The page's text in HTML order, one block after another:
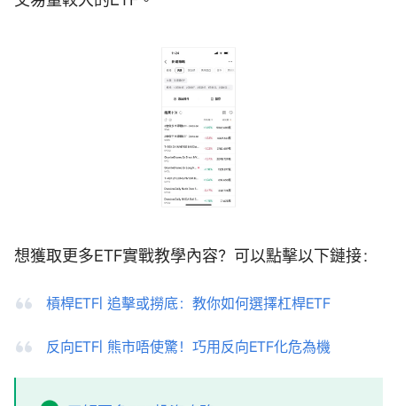
想獲取更多ETF實戰教學內容？可以點擊以下鏈接：
槓桿ETF| 追擊或撈底：教你如何選擇杠桿ETF
反向ETF| 熊市唔使驚！巧用反向ETF化危為機